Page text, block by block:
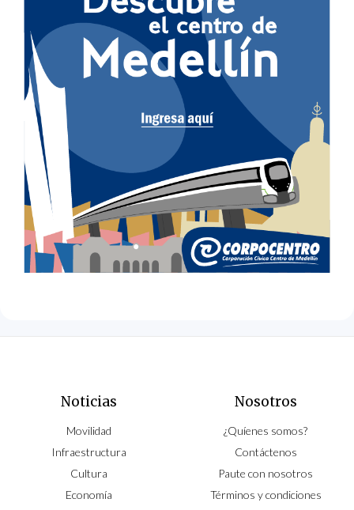
Noticias
Movilidad
Infraestructura
Cultura
Economía
Nosotros
¿Quíenes somos?
Contáctenos
Paute con nosotros
Términos y condiciones